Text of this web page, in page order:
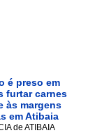
é preso em
furtar carnes
às margens
em Atibaia
de ATIBAIA